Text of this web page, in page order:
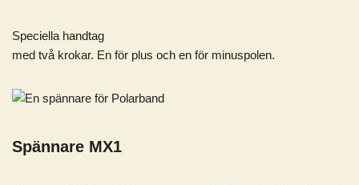
Speciella handtag
med två krokar. En för plus och en för minuspolen.
Spännare MX1